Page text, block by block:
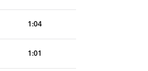
1:04
1:01